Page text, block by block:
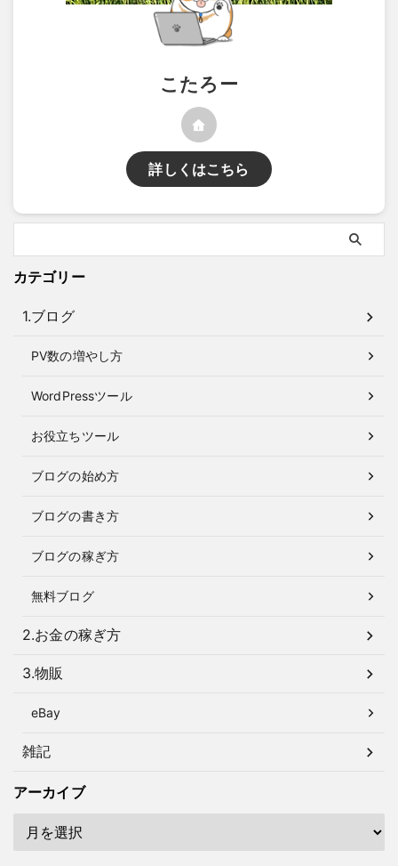
こたろー
詳しくはこちら
カテゴリー
1.ブログ
PV数の増やし方
WordPressツール
お役立ちツール
ブログの始め方
ブログの書き方
ブログの稼ぎ方
無料ブログ
2.お金の稼ぎ方
3.物販
eBay
雑記
アーカイブ